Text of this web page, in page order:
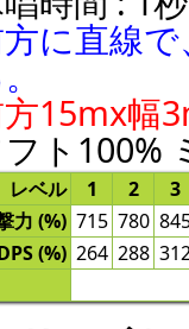
に直線
15mx幅
ト100%
レベル 1 2
3
力 (%) 715 780
(%) 264 288